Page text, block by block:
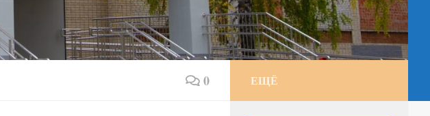
0 ЕЩЁ